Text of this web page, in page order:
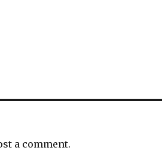
a comment.